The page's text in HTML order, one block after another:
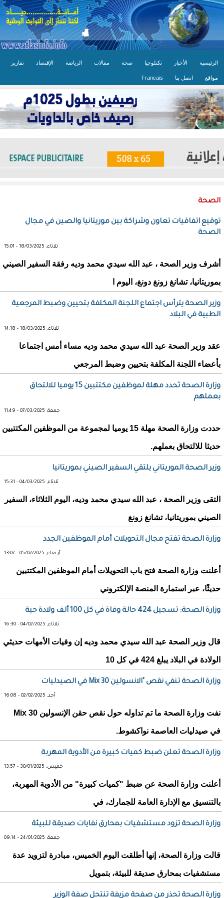
الرئيسية الأخبار تكنلوجيا صحة مقالات الرياضة الإقتصاد تقارير
مواقع اتصل بنا Francais
الصحة
توقيع اتفاقيات تعاون وشراكة بين موريتانيا والصين في مجال
الصحة
ثلاثاء, 18/03/2025 - 15:01
أشرف وزير الصحة ، عبد الله سيدي محمد وديه رفقة السفير الصيني
بموريتانيا، تشانغ زونغ دونغ، اليوم ا
وزير الصحة يترأس اجتماع اللجنة المكلفة بتحيين وضبط المرجعية
الطبية في البلاد
ثلاثاء, 18/03/2025 - 14:18
عقد وزير الصحة عبد الله سيدي محمد وديه مساء أمس اجتماعا
بأعضاء اللجنة المكلفة بتحيين وضبط المرجعي
وزارة الصحة تُحدد مهلة لموظفين مكتتبين 15 يوميا للالتحاق
بعملهم
جمعة, 07/03/2025 - 11:49
حددت وزارة الصحة مهلة 15 يوميا لمجموعة من الموظفين المكتتبين
حديثا للالتحاق بعملهم.
وزير الصحة الموريتاني يلتقي السفير الصيني بموريتانيا
ثلاثاء, 04/03/2025 - 15:31
التقى وزير الصحة ، عبد الله سيدي محمد وديه، اليوم الثلاثاء، السفير
الصيني بموريتانيا، تشانغ زونغ
وزارة الصحة تفتح مجال التحويلات أمام الموظفين الجدد
أربعاء, 05/02/2025 - 13:07
أعلنت وزارة الصحة فتح باب التحويلات أمام الموظفين المكتتبين
حديثًا، عبر استمارة المنصة الإلكتروني
وزارة الصحة: تسجيل 424 حالة وفاة في كل 100 ألف ولادة حية
ثلاثاء, 04/02/2025 - 16:30
قال وزير الصحة عبد الله سيدي محمد وديه إن وفيات الأمهات حديثي
الولادة في البلاد يبلغ 424 في كل 10
وزارة الصحة تنفي نقص "الانسولين Mix 30 في الصيدليات
أحد, 02/02/2025 - 16:08
نفت وزارة الصحة ما تم تداوله حول نقص حقن الإنسولين Mix 30
في صيدليات العاصمة نواكشوط.
وزارة الصحة تعلن ضبط كميات كبيرة من الأدوية المهربة
خميس, 30/01/2025 - 13:57
أعلنت وزارة الصحة عن ضبط "كميات كبيرة" من الأدوية المهربة،
بالتنسيق مع الإدارة العامة للجمارك، في
وزارة الصحة تزود مستشفيات بمحارق نفايات صديقة للبيئة
جمعة, 24/01/2025 - 09:14
قالت وزارة الصحة، إنها أطلقت اليوم الخميس، مبادرة لتزويد عدة
مستشفيات بمحارق صديقة للبيئة، بتمويل
وزارة الصحة تحذر من صفحة مزيفة تنتحل صفة الوزير